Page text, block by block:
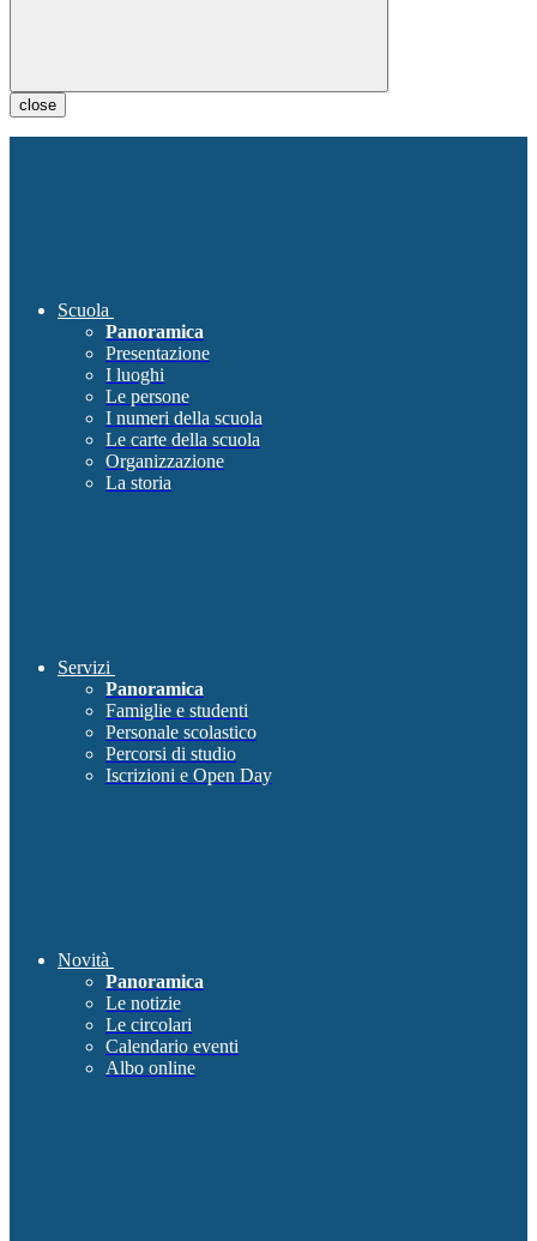
close
Scuola
Panoramica
Presentazione
I luoghi
Le persone
I numeri della scuola
Le carte della scuola
Organizzazione
La storia
Servizi
Panoramica
Famiglie e studenti
Personale scolastico
Percorsi di studio
Iscrizioni e Open Day
Novità
Panoramica
Le notizie
Le circolari
Calendario eventi
Albo online